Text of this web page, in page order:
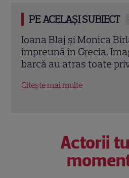
PE ACELAȘI SUBIECT
Ioana Blaj și Monica
împreună în Grecia.
barcă au atras toate
Citește mai multe
Actorii